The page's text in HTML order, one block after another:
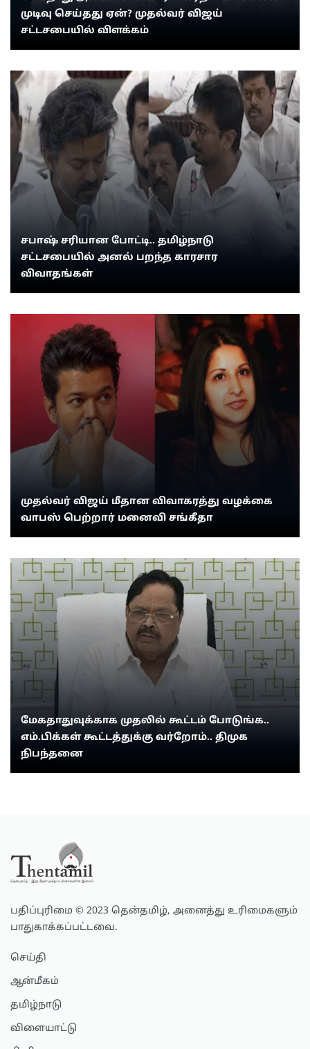
முடிவு செய்தது ஏன்? முதல்வர் விஜய்
சட்டசபையில் விளக்கம்
சபாஷ் சரியான போட்டி.. தமிழ்நாடு
சட்டசபையில் அனல் பறந்த காரசார
விவாதங்கள்
முதல்வர் விஜய் மீதான விவாகரத்து வழக்கை
வாபஸ் பெற்றார் மனைவி சங்கீதா
மேகதாதுவுக்காக முதலில் கூட்டம் போடுங்க..
எம்.பிக்கள் கூட்டத்துக்கு வர்றோம்.. திமுக
நிபந்தனை
பதிப்புரிமை © 2023 தென்தமிழ், அனைத்து உரிமைகளும்
பாதுகாக்கப்பட்டவை.
செய்தி
ஆன்மீகம்
தமிழ்நாடு
விளையாட்டு